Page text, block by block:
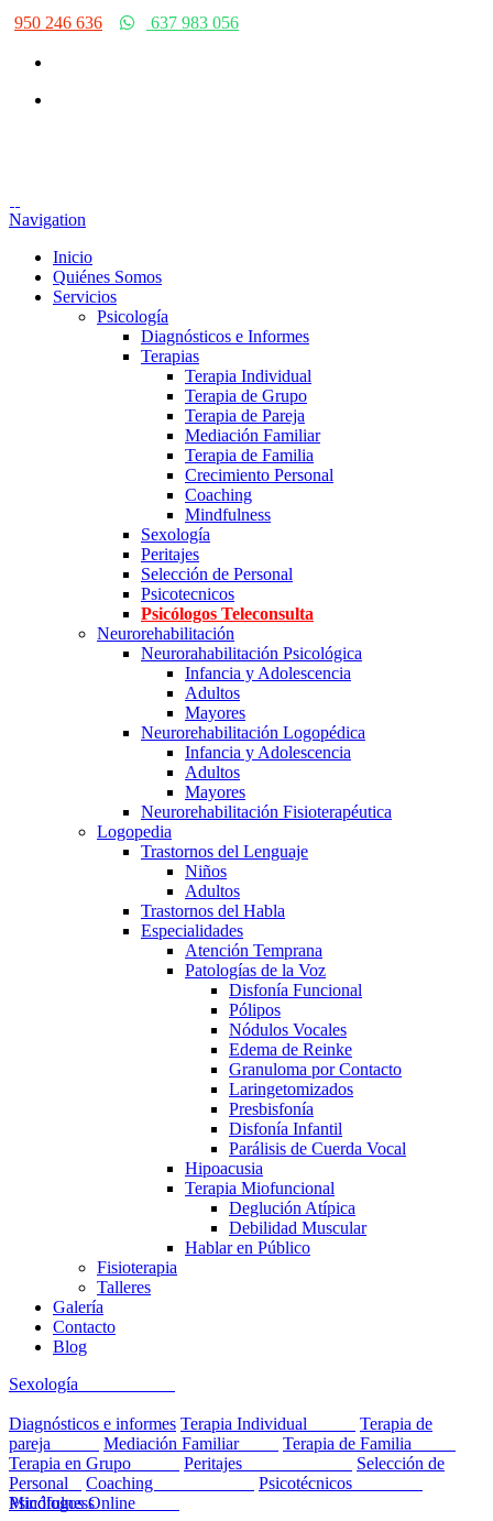
950 246 636 637 983 056
Navigation
Inicio
Quiénes Somos
Servicios
Psicología
Diagnósticos e Informes
Terapias
Terapia Individual
Terapia de Grupo
Terapia de Pareja
Mediación Familiar
Terapia de Familia
Crecimiento Personal
Coaching
Mindfulness
Sexología
Peritajes
Selección de Personal
Psicotecnicos
Psicólogos Teleconsulta
Neurorehabilitación
Neurorahabilitación Psicológica
Infancia y Adolescencia
Adultos
Mayores
Neurorehabilitación Logopédica
Infancia y Adolescencia
Adultos
Mayores
Neurorehabilitación Fisioterapéutica
Logopedia
Trastornos del Lenguaje
Niños
Adultos
Trastornos del Habla
Especialidades
Atención Temprana
Patologías de la Voz
Disfonía Funcional
Pólipos
Nódulos Vocales
Edema de Reinke
Granuloma por Contacto
Laringetomizados
Presbisfonía
Disfonía Infantil
Parálisis de Cuerda Vocal
Hipoacusia
Terapia Miofuncional
Deglución Atípica
Debilidad Muscular
Hablar en Público
Fisioterapia
Talleres
Galería
Contacto
Blog
Sexología
Diagnósticos e informes Terapia Individual
Terapia de
pareja
Mediación Familiar
Terapia de Familia
Terapia en Grupo
Peritajes
Selección de
Personal
Coaching
Psicotécnicos
Mindfulness
Psicólogos Online